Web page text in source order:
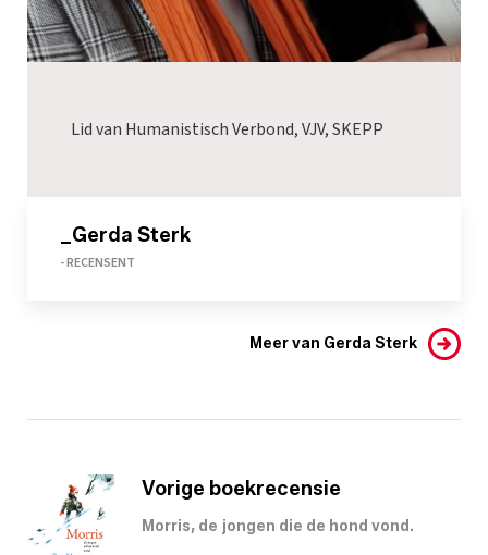
Lid van Humanistisch Verbond, VJV, SKEPP
_Gerda Sterk
- RECENSENT
Meer van Gerda Sterk
Vorige boekrecensie
Morris, de jongen die de hond vond.